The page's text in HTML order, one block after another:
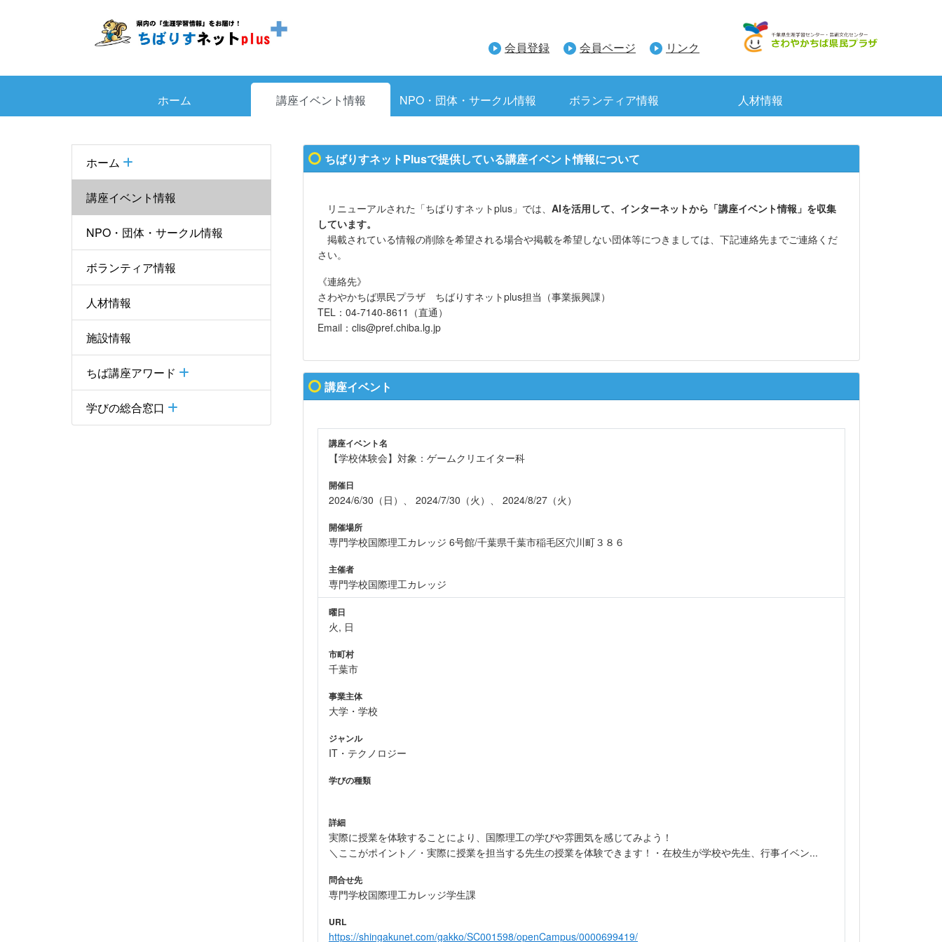
会員登録 会員ページ リンク
ホーム 講座イベント情報 NPO・団体・サークル情報 ボランティア情報 人材情報
ホーム
講座イベント情報
NPO・団体・サークル情報
ボランティア情報
人材情報
施設情報
ちば講座アワード
学びの総合窓口
ちばりすネットPlusで提供している講座イベント情報について
リニューアルされた「ちばりすネットplus」では、 AIを活用して、インターネットから「講座イベント情報」を収集
しています。
掲載されている情報の削除を希望される場合や掲載を希望しない団体等につきましては、下記連絡先までご連絡くだ
さい。
《連絡先》
さわやかちば県民プラザ ちばりすネットplus担当（事業振興課）
TEL：04-7140-8611（直通）
Email：clis@pref.chiba.lg.jp
講座イベント
講座イベント名
【学校体験会】対象：ゲームクリエイター科
開催日
2024/6/30（日）、 2024/7/30（火）、 2024/8/27（火）
開催場所
専門学校国際理工カレッジ 6号館/千葉県千葉市稲毛区穴川町３８６
主催者
専門学校国際理工カレッジ
曜日
火, 日
市町村
千葉市
事業主体
大学・学校
ジャンル
IT・テクノロジー
学びの種類
詳細
実際に授業を体験することにより、国際理工の学びや雰囲気を感じてみよう！
＼ここがポイント／・実際に授業を担当する先生の授業を体験できます！・在校生が学校や先生、行事イベン...
問合せ先
専門学校国際理工カレッジ学生課
URL
https://shingakunet.com/gakko/SC001598/openCampus/0000699419/